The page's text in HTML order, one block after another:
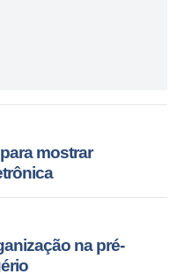
mostrar
na pré-